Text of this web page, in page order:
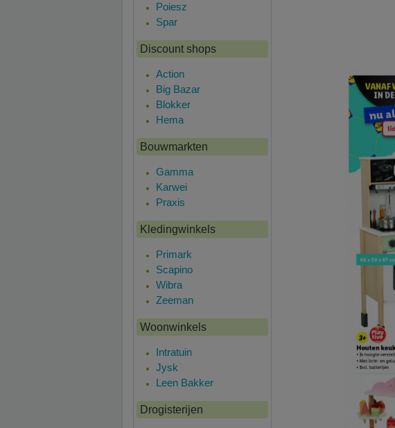
Poiesz
Spar
Discount shops
Action
Big Bazar
Blokker
Hema
Bouwmarkten
Gamma
Karwei
Praxis
Kledingwinkels
Primark
Scapino
Wibra
Zeeman
Woonwinkels
Intratuin
Jysk
Leen Bakker
Drogisterijen